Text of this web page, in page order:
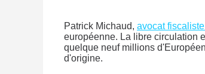
Patrick Michaud, avocat
européenne. La libre circulation
quelque neuf millions
d'origine.